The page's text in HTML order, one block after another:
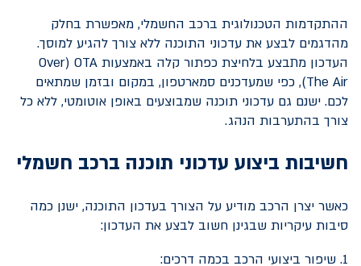
ההתקדמות הטכנולוגית ברכב החשמלי, מאפשרת בחלק
מהדגמים לבצע את עדכוני התוכנה ללא צורך להגיע למוסך.
העדכון מתבצע בלחיצת כפתור קלה באמצעות OTA
(
Over
The Air), כפי שמעדכנים סמארטפון, במקום ובזמן שמתאים
לכם. ישנם גם עדכוני תוכנה שמבוצעים באופן אוטומטי, ללא כל
צורך בהתערבות הנהג.
חשיבות ביצוע עדכוני תוכנה ברכב חשמלי
כאשר יצרן הרכב מודיע על הצורך בעדכון התוכנה, ישנן כמה
סיבות עיקריות שבגינן חשוב לבצע את העדכון:
1. שיפור ביצועי הרכב בכמה דרכים: